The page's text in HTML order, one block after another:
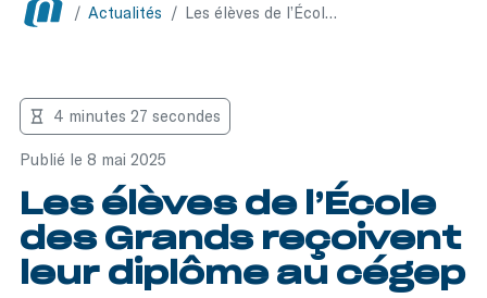
/ Actualités / Les élèves de l’École des Grands reçoivent leur diplôme au cégep
Publié le 8 mai 2025
4 minutes 27 secondes
Les élèves de l’École
des Grands reçoivent
leur diplôme au cégep